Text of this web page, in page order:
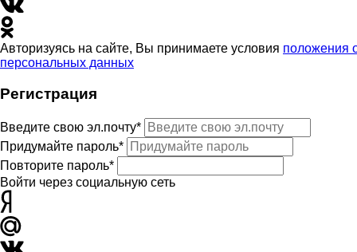
Авторизуясь на сайте, Вы принимаете условия положения
персональных данных
Регистрация
Введите свою эл.почту*
Придумайте пароль*
Повторите пароль*
Войти через социальную сеть